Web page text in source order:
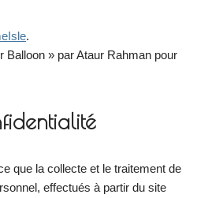
.
Balloon » par Ataur Rahman pour
que la collecte et le traitement de
effectués à partir du site